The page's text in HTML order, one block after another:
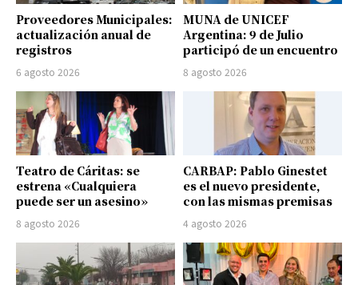
Proveedores Municipales:
actualización anual de
registros
6 agosto 2026
MUNA de UNICEF
Argentina: 9 de Julio
participó de un encuentro
8 agosto 2026
Teatro de Cáritas: se
estrena «Cualquiera
puede ser un asesino»
8 agosto 2026
CARBAP: Pablo Ginestet
es el nuevo presidente,
con las mismas premisas
4 agosto 2026